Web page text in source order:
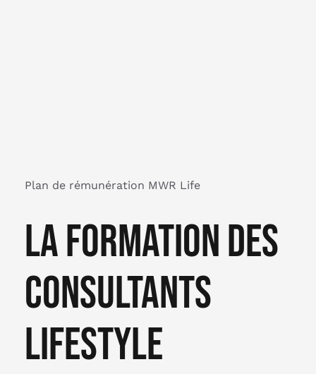
Plan de rémunération MWR Life
La formation des
consultants
lifestyle